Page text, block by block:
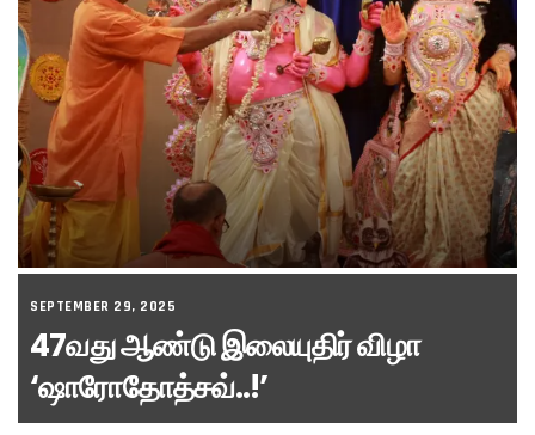
SEPTEMBER 29, 2025
47வது ஆண்டு இலையுதிர் விழா
‘ஷாரோதோத்சவ்..!’